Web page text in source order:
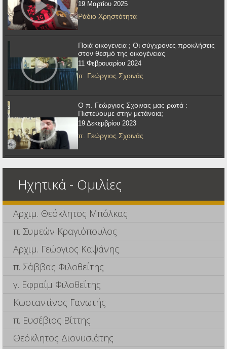
19 Μαρτίου 2025
Ράδιο Χρηστότητα
Ποιά οικογενεια ; Οι σύγχρονες προκλήσεις
στον θεσμό της οικογένειας
11 Φεβρουαρίου 2024
π. Γεώργιος Σχοινάς
Ο π. Γεώργιος Σχοινας μας ρωτά :
Πιστεύουμε στην μετάνοια;
19 Δεκεμβρίου 2023
π. Γεώργιος Σχοινάς
Ηχητικά - Ομιλίες
Αρχιμ. Θεόκλητος Μπόλκας
π. Συμεών Κραγιόπουλος
Αρχιμ. Γεώργιος Καψάνης
π. Σάββας Φιλοθεΐτης
γ. Εφραίμ Φιλοθεΐτης
Κωσταντίνος Γανωτής
π. Ευσέβιος Βίττης
Θεόκλητος Διονυσιάτης